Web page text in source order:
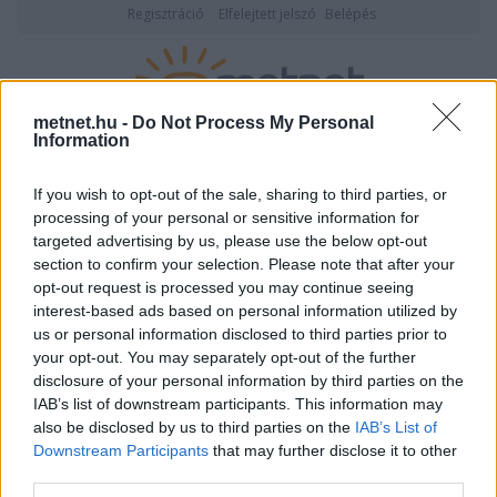
metnet.hu - Do Not Process My Personal
Information
If you wish to opt-out of the sale, sharing to third parties, or
processing of your personal or sensitive information for
targeted advertising by us, please use the below opt-out
section to confirm your selection. Please note that after your
opt-out request is processed you may continue seeing
interest-based ads based on personal information utilized by
us or personal information disclosed to third parties prior to
your opt-out. You may separately opt-out of the further
disclosure of your personal information by third parties on the
IAB’s list of downstream participants. This information may
also be disclosed by us to third parties on the IAB’s List of
Downstream Participants that may further disclose it to other
Regisztráció Elfelejtett jelszó Belépés
2026. augusztus 09., vasárnap
ÉSZLELÉS
Cumulusok (Cu)